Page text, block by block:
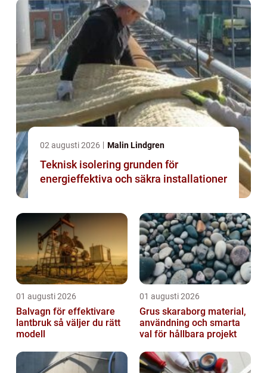
02 augusti 2026 Malin Lindgren
Teknisk isolering grunden för
energieffektiva och säkra installationer
01 augusti 2026
Balvagn för effektivare
lantbruk så väljer du rätt
modell
01 augusti 2026
Grus skaraborg material,
användning och smarta
val för hållbara projekt